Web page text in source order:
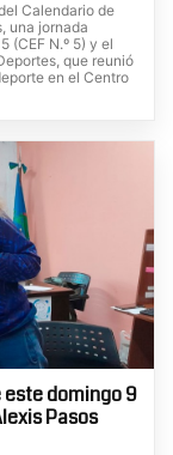
Calendario de
una jornada
(CEF N.º 5) y el
que reunió
en el Centro
este domingo 9
Pasos